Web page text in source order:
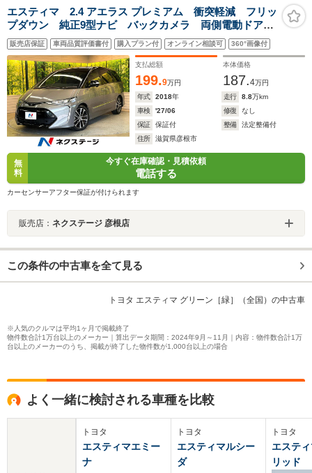
エスティマ 2.4 アエラス プレミアム 衝突軽減 フリッ
プダウン 純正9型ナビ バックカメラ 両側電動ドア
クリアランスソナー クルーズコントロール パワーシ
ート ハーフレザー LEDヘッド 純正18アルミ ドラ
レコ ETC 禁煙車
販売店保証 車両品質評価書付 購入プラン付 オンライン相談可 360°画像付
支払総額
199.9万円
本体価格
187.4万円
年式
2018年 走行 8.8万km
車検
'27/06 修復
なし
保証
保証付 整備
法定整備付
住所
滋賀県彦根市
無
料
今すぐ在庫確認・見積依頼
電話する
カーセンサーアフター保証が付けられます
販売店： ネクステージ 彦根店
この条件の中古車を全て見る
トヨタ エスティマ グリーン［緑］（全国）の中古車
※人気のクルマは平均1ヶ月で掲載終了
物件数合計1万台以上のメーカー｜算出データ期間：2024年9月～11月｜内容：物件数合計1万
台以上のメーカーのうち、掲載が終了した物件数が1,000台以上の場合
よく一緒に検討される車種を比較
トヨタ
エスティマエミー
ナ
トヨタ
エスティマルシー
ダ
トヨタ
エステ
リッド